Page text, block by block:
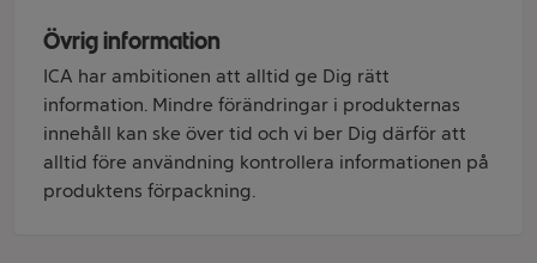
Övrig information
ICA har ambitionen att alltid ge Dig rätt
information. Mindre förändringar i produkternas
innehåll kan ske över tid och vi ber Dig därför att
alltid före användning kontrollera informationen på
produktens förpackning.